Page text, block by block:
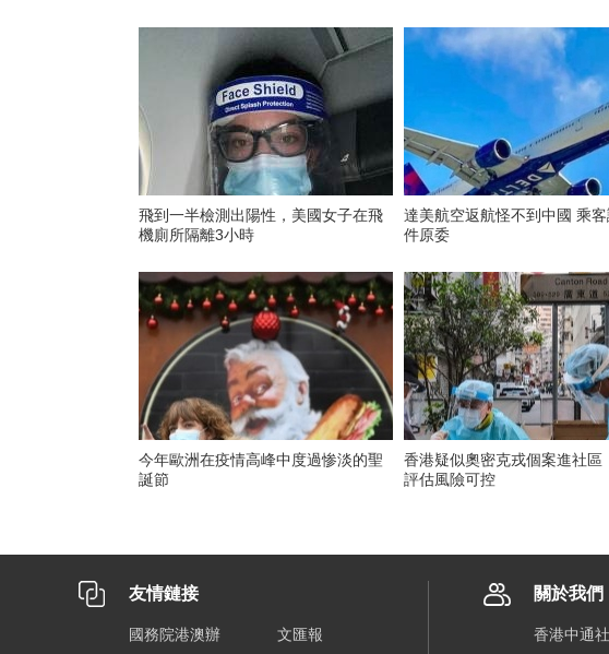
飛到一半檢測出陽性，美國女子在飛
機廁所隔離3小時
達美航空返航怪不到中國 乘
件原委
今年歐洲在疫情高峰中度過惨淡的聖
誕節
香港疑似奧密克戎個案進社
評估風險可控
友情鏈接
國務院港澳辦 文匯報
關於我們
香港中通社